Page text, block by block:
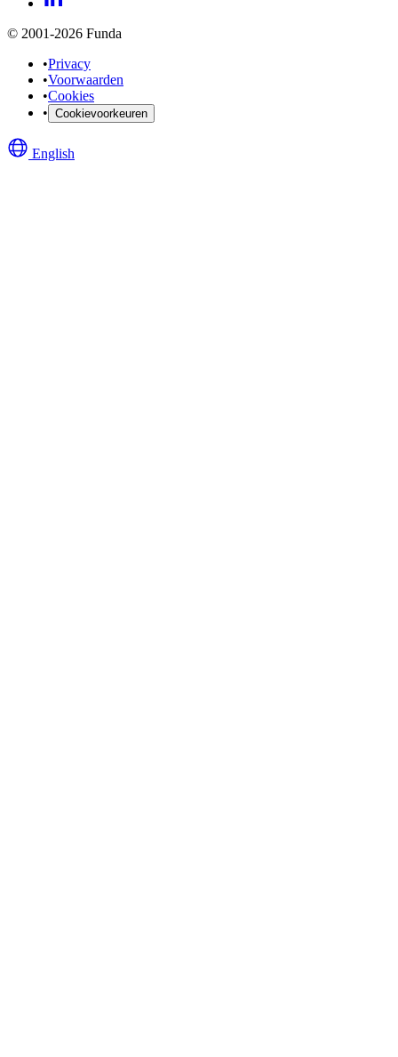
© 2001-2026 Funda
•Privacy
•Voorwaarden
•Cookies
• Cookievoorkeuren
English